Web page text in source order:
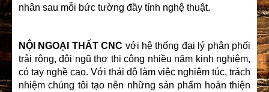
nhân sau mỗi bức tường đầy tính nghệ thuật.
NỘI NGOẠI THẤT CNC với hệ thống đại lý phân phối
trải rộng, đội ngũ thợ thi công nhiều năm kinh nghiệm,
có tay nghề cao. Với thái độ làm việc nghiêm túc, trách
nhiệm chúng tôi tạo nên những sản phẩm hoàn thiện